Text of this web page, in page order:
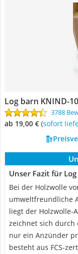
Log barn KNIND-10
3788
ab 19,00 € ( Sofort
Unser Fazit für
Bei der Holzwolle
umweltfreundliche
liegt der Holzwolle-
zeichnet sich durch
nur ein Anzünder
besteht aus FCS-